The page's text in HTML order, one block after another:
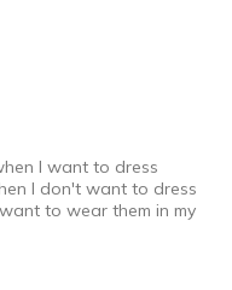
I want to dress
I don't want to dress
to wear them in my